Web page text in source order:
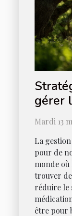
gérer
Mardi 13
La
pour de
monde
trouver
réduire le
être pour